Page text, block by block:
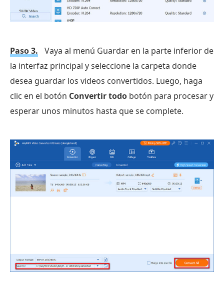
Paso 3.
Vaya al menú Guardar en la parte inferior de
la interfaz principal y seleccione la carpeta donde
desea guardar los videos convertidos. Luego, haga
clic en el botón Convertir todo botón para procesar y
esperar unos minutos hasta que se complete.